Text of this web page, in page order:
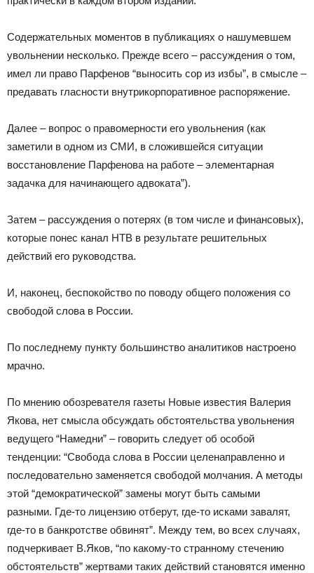
Содержательных моментов в публикациях о нашумевшем
увольнении несколько. Прежде всего – рассуждения о том,
имел ли право Парфенов “выносить сор из избы”, в смысле –
предавать гласности внутрикорпоративное распоряжение.
Далее – вопрос о правомерности его увольнения (как
заметили в одном из СМИ, в сложившейся ситуации
восстановление Парфенова на работе – элементарная
задачка для начинающего адвоката”).
Затем – рассуждения о потерях (в том числе и финансовых),
которые понес канал НТВ в результате решительных
действий его руководства.
И, наконец, беспокойство по поводу общего положения со
свободой слова в России.
По последнему пункту большинство аналитиков настроено
мрачно.
По мнению обозревателя газеты Новые известия Валерия
Якова, нет смысла обсуждать обстоятельства увольнения
ведущего “Намедни” – говорить следует об особой
тенденции: “Свобода слова в России целенаправленно и
последовательно заменяется свободой молчания. А методы
этой “демократической” замены могут быть самыми
разными. Где-то лицензию отберут, где-то исками завалят,
где-то в банкротстве обвинят”. Между тем, во всех случаях,
подчеркивает В.Яков, “по какому-то странному стечению
обстоятельств” жертвами таких действий становятся именно